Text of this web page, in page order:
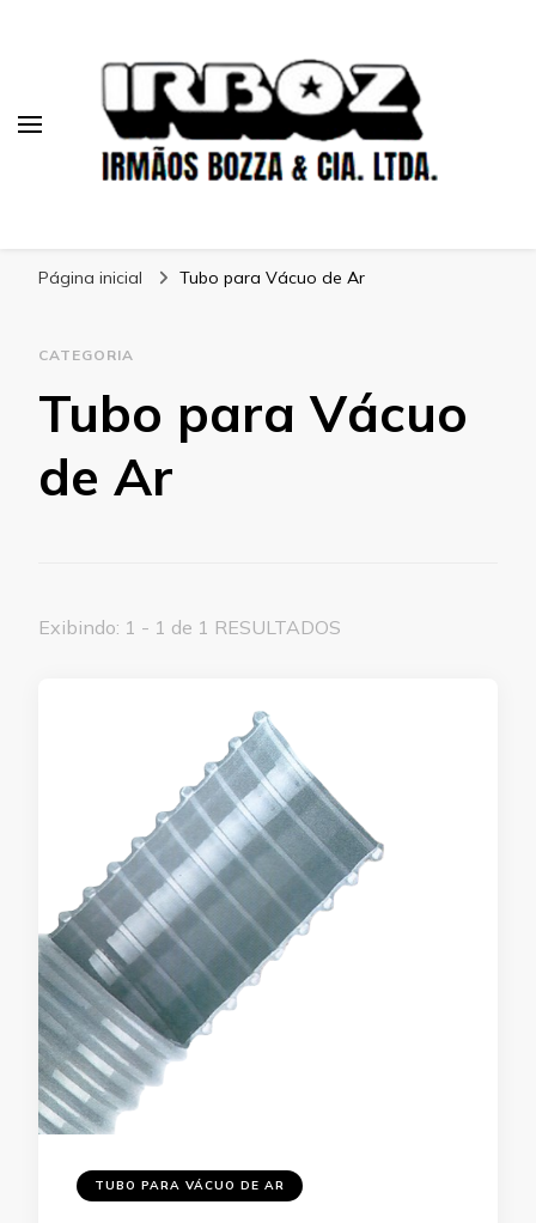
Página inicial Tubo para Vácuo de Ar
CATEGORIA
Tubo para Vácuo
de Ar
Exibindo: 1 - 1 de 1 RESULTADOS
TUBO PARA VÁCUO DE AR